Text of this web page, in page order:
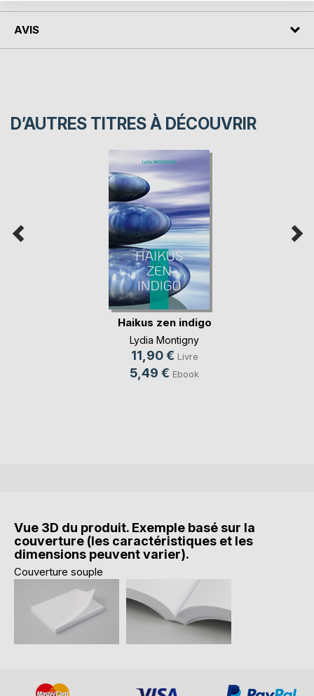
AVIS
D’AUTRES TITRES À DÉCOUVRIR
Haikus zen indigo
Lydia Montigny
11,90 € Livre
5,49 € Ebook
Vue 3D du produit. Exemple basé sur la
couverture (les caractéristiques et les
dimensions peuvent varier).
Couverture souple